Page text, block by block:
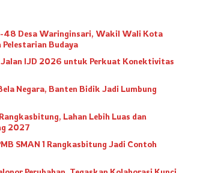
48 Desa Waringinsari, Wakil Wali Kota
Budaya
IJD 2026 untuk Perkuat Konektivitas
Negara, Banten Bidik Jadi Lumbung
Lahan Lebih Luas dan
2027
SMAN 1 Rangkasbitung Jadi Contoh